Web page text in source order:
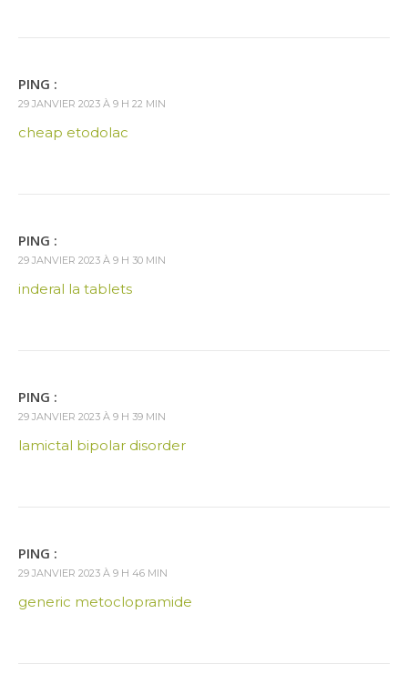
PING :
29 JANVIER 2023 À 9 H 22 MIN
cheap etodolac
PING :
29 JANVIER 2023 À 9 H 30 MIN
inderal la tablets
PING :
29 JANVIER 2023 À 9 H 39 MIN
lamictal bipolar disorder
PING :
29 JANVIER 2023 À 9 H 46 MIN
generic metoclopramide